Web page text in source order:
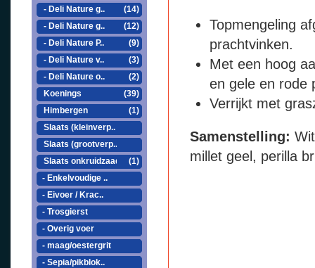
- Deli Nature g..
(14)
- Deli Nature g..
(12)
- Deli Nature P..
(9)
- Deli Nature v..
(3)
- Deli Nature o..
(2)
Koenings
(39)
Himbergen
(1)
Slaats (kleinverp..
Slaats (grootverp..
Slaats onkruidzaad
(1)
- Enkelvoudige ..
- Eivoer / Krac..
- Trosgierst
- Overig voer
- maag/oestergrit
- Sepia/pikblok..
Topmengeling
prachtvinken.
Met een hoog
en gele en rode
Verrijkt met
Samenstelling:
millet geel, perilla